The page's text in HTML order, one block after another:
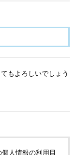
もよろしいでしょう
人情報の利用目